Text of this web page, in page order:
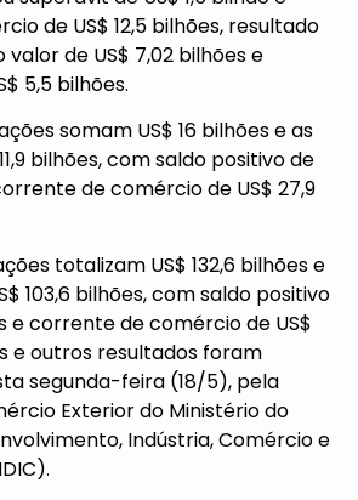
de US$ 12,5 bilhões, resultado
de US$ 7,02 bilhões e
5,5 bilhões.
somam US$ 16 bilhões e as
bilhões, com saldo positivo de
de comércio de US$ 27,9
totalizam US$ 132,6 bilhões e
103,6 bilhões, com saldo positivo
e corrente de comércio de US$
e outros resultados foram
segunda-feira (18/5), pela
Exterior do Ministério do
Indústria, Comércio e